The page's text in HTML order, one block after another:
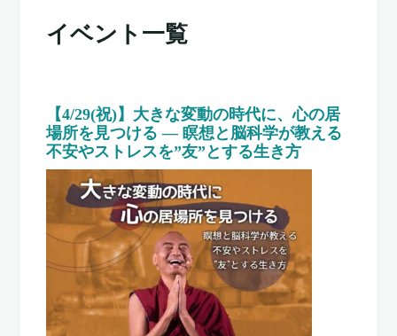
イベント一覧
【4/29(祝)】大きな変動の時代に、心の居
場所を見つける ― 瞑想と脳科学が教える
不安やストレスを”友”とする生き方